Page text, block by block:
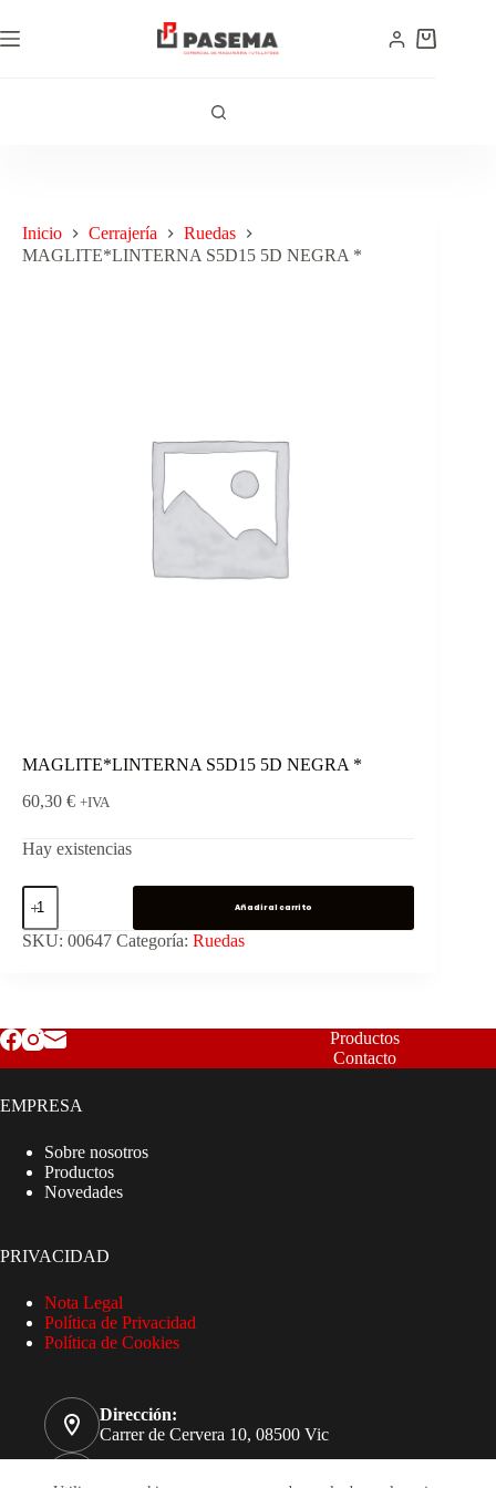
Inicio Cerrajería
Ruedas
MAGLITE*LINTERNA S5D15 5D NEGRA *
MAGLITE*LINTERNA S5D15 5D NEGRA *
60,30 € +IVA
Hay existencias
Añadir al carrito
SKU: 00647 Categoría: Ruedas
Productos
Contacto
EMPRESA
Sobre nosotros
Productos
Novedades
PRIVACIDAD
Nota Legal
Política de Privacidad
Política de Cookies
Dirección:
Carrer de Cervera 10, 08500 Vic